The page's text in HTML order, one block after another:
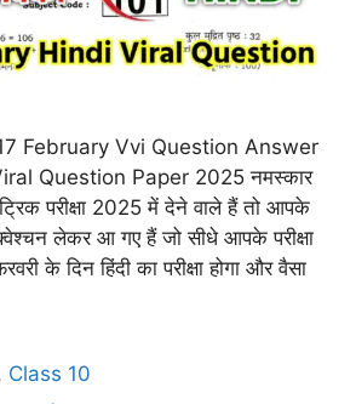
February Vvi Question Answer
Question Paper 2025 नमस्कार
परीक्षा 2025 में देने वाले हैं तो आपके
क्वेश्चन लेकर आ गए हैं जो सीधे आपके परीक्षा
के दिन हिंदी का परीक्षा होगा और वैसा
Class 10